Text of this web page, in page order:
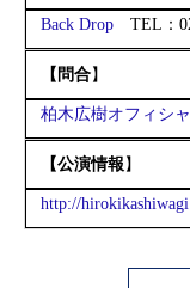
Back Drop TEL：
【問合】
柏木広樹オフィシ
【公演情報 】
http://